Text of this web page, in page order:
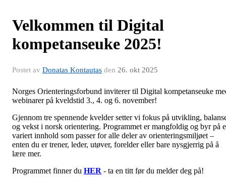
Velkommen til Digital
kompetanseuke 2025!
Postet av Donatas Kontautas den 26. okt 2025
Norges Orienteringsforbund inviterer til Digital kompetanseuke
webinarer på kveldstid 3., 4. og 6. november!
Gjennom tre spennende kvelder setter vi fokus på utvikling,
og vekst i norsk orientering. Programmet er mangfoldig og byr på
variert innhold som passer for alle deler av orienteringsmiljøet –
enten du er trener, leder, utøver, forelder eller bare nysgjerrig på å
lære mer.
Programmet finner du HER - ta en titt før du melder deg på!